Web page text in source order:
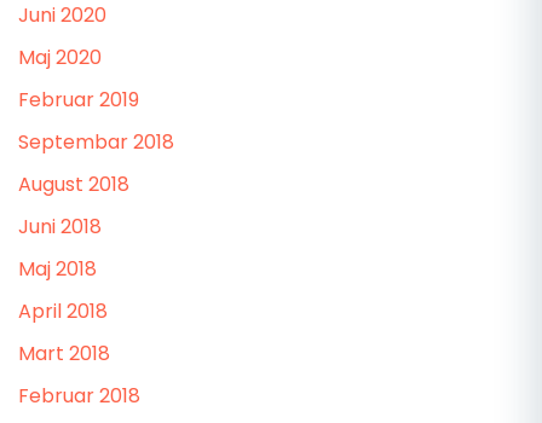
Juni 2020
Maj 2020
Februar 2019
Septembar 2018
August 2018
Juni 2018
Maj 2018
April 2018
Mart 2018
Februar 2018